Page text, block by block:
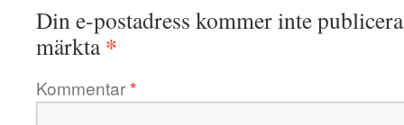
Din e-postadress kommer inte
märkta*
Kommentar*